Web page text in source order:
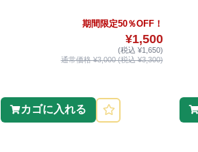
期間限定50％OFF！
¥1,500
(税込 ¥1,650)
通常価格 ¥3,000 (税込 ¥3,300)
カゴに入れる